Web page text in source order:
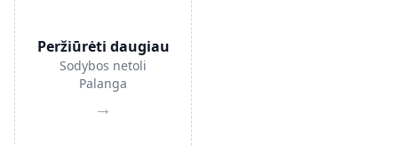
Peržiūrėti daugiau
Sodybos netoli
Palanga
→